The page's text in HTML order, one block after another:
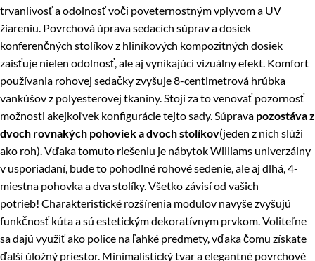
trvanlivosť a odolnosť voči poveternostným vplyvom a UV
žiareniu. Povrchová úprava sedacích súprav a dosiek
konferenčných stolíkov z hliníkových kompozitných dosiek
zaisťuje nielen odolnosť, ale aj vynikajúci vizuálny efekt. Komfort
používania rohovej sedačky zvyšuje 8-centimetrová hrúbka
vankúšov z polyesterovej tkaniny. Stojí za to venovať pozornosť
možnosti akejkoľvek konfigurácie tejto sady. Súprava pozostáva z
dvoch rovnakých pohoviek a dvoch stolíkov(jeden z nich slúži
ako roh). Vďaka tomuto riešeniu je nábytok Williams univerzálny
v usporiadaní, bude to pohodlné rohové sedenie, ale aj dlhá, 4-
miestna pohovka a dva stolíky. Všetko závisí od vašich
potrieb! Charakteristické rozšírenia modulov navyše zvyšujú
funkčnosť kúta a sú estetickým dekoratívnym prvkom. Voliteľne
sa dajú využiť ako police na ľahké predmety, vďaka čomu získate
ďalší úložný priestor. Minimalistický tvar a elegantné povrchové